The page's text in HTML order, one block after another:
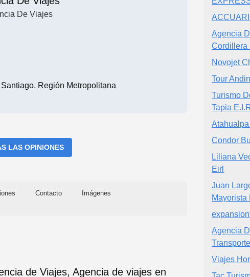
De Viajes
Región Metropolitana
LAS OPINIONES
Contacto Imágenes
de Viajes, Agencia de viajes en
Agencia
Cordillera
Novojet
Tour
Turismo
Tapia
Condor
Liliana
Eirl
Juan
Mayorista
Agencia
Viajes